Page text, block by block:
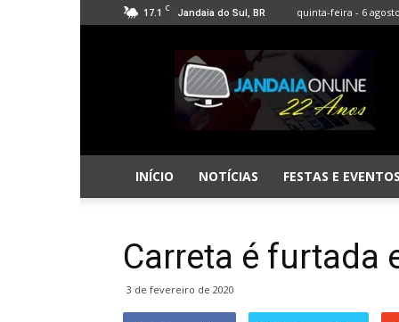
17.1 C Jandaia do Sul, BR quinta-feira - 6
Jandaia
Online
INÍCIO NOTÍCIAS FESTAS E EVENTOS
Carreta é furtada
3 de fevereiro de 2020